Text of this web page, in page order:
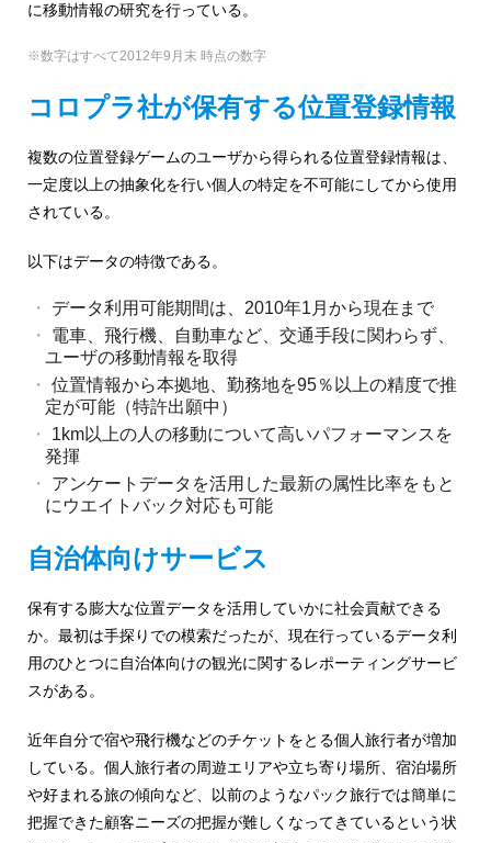
ESRI
ジ
ャ
に移動情報の研究を行っている。
※数字はすべて2012年9月末 時点の数字
コロプラ社が保有する位置登録情報
複数の位置登録ゲームのユーザから得られる位置登録情報は、
一定度以上の抽象化を行い個人の特定を不可能にしてから使用
されている。
以下はデータの特徴である。
データ利用可能期間は、2010年1月から現在まで
電車、飛行機、自動車など、交通手段に関わらず、
ユーザの移動情報を取得
位置情報から本拠地、勤務地を95％以上の精度で推
定が可能（特許出願中）
1km以上の人の移動について高いパフォーマンスを
発揮
アンケートデータを活用した最新の属性比率をもと
にウエイトバック対応も可能
自治体向けサービス
保有する膨大な位置データを活用していかに社会貢献できる
か。最初は手探りでの模索だったが、現在行っているデータ利
用のひとつに自治体向けの観光に関するレポーティングサービ
スがある。
近年自分で宿や飛行機などのチケットをとる個人旅行者が増加
している。個人旅行者の周遊エリアや立ち寄り場所、宿泊場所
や好まれる旅の傾向など、以前のようなパック旅行では簡単に
把握できた顧客ニーズの把握が難しくなってきているという状